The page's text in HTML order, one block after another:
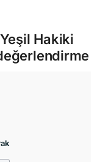
Hakiki